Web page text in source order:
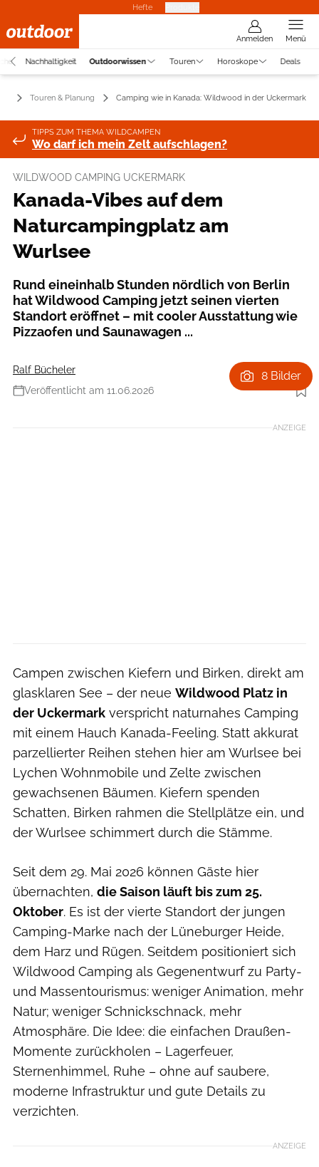
Hefte
Anmelden Menü
Nachhaltigkeit Outdoorwissen Touren Horoskope Deals
Touren & Planung Camping wie in Kanada: Wildwood in der Uckermark
TIPPS ZUM THEMA WILDCAMPEN
Wo darf ich mein Zelt aufschlagen?
WILDWOOD CAMPING UCKERMARK
Kanada-Vibes auf dem
Naturcampingplatz am
Wurlsee
Rund eineinhalb Stunden nördlich von Berlin
hat Wildwood Camping jetzt seinen vierten
Standort eröffnet – mit cooler Ausstattung wie
Pizzaofen und Saunawagen ...
Ralf Bücheler
Veröffentlicht am 11.06.2026
Foto: Wildwood Camping
8 Bilder
ANZEIGE
Campen zwischen Kiefern und Birken, direkt am
glasklaren See – der neue Wildwood Platz in
der Uckermark verspricht naturnahes Camping
mit einem Hauch Kanada-Feeling. Statt akkurat
parzellierter Reihen stehen hier am Wurlsee bei
Lychen Wohnmobile und Zelte zwischen
gewachsenen Bäumen. Kiefern spenden
Schatten, Birken rahmen die Stellplätze ein, und
der Wurlsee schimmert durch die Stämme.
Seit dem 29. Mai 2026 können Gäste hier
übernachten, die Saison läuft bis zum 25.
Oktober. Es ist der vierte Standort der jungen
Camping-Marke nach der Lüneburger Heide,
dem Harz und Rügen. Seitdem positioniert sich
Wildwood Camping als Gegenentwurf zu Party-
und Massentourismus: weniger Animation, mehr
Natur; weniger Schnickschnack, mehr
Atmosphäre. Die Idee: die einfachen Draußen-
Momente zurückholen – Lagerfeuer,
Sternenhimmel, Ruhe – ohne auf saubere,
moderne Infrastruktur und gute Details zu
verzichten.
ANZEIGE